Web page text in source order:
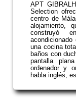
APT
Selection
centro de
alojamiento,
construyó
una cocina
baños con
pantalla
ordenador y
habla inglés,